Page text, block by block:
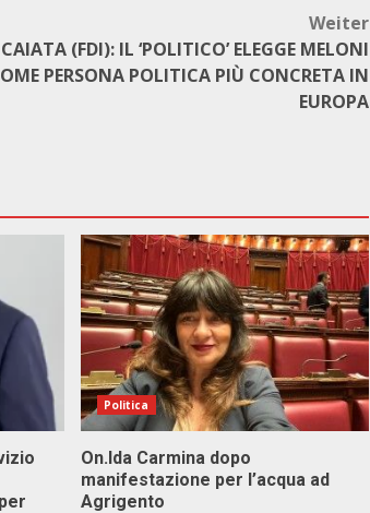
Weiter
(FDI): IL ‘POLITICO’ ELEGGE MELONI
PERSONA POLITICA PIÙ CONCRETA IN
EUROPA
Politica
On.Ida Carmina dopo
manifestazione per l’acqua ad
Agrigento